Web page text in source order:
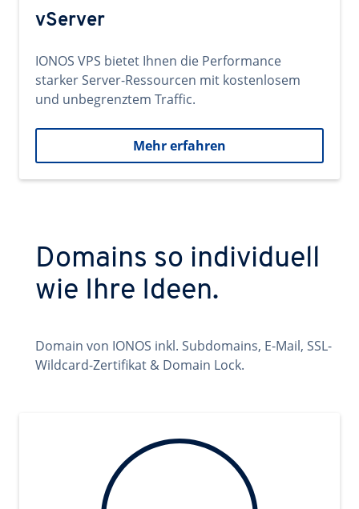
vServer
IONOS VPS bietet Ihnen die Performance
starker Server-Ressourcen mit kostenlosem
und unbegrenztem Traffic.
Mehr erfahren
Domains so individuell
wie Ihre Ideen.
Domain von IONOS inkl. Subdomains, E-Mail, SSL-
Wildcard-Zertifikat & Domain Lock.